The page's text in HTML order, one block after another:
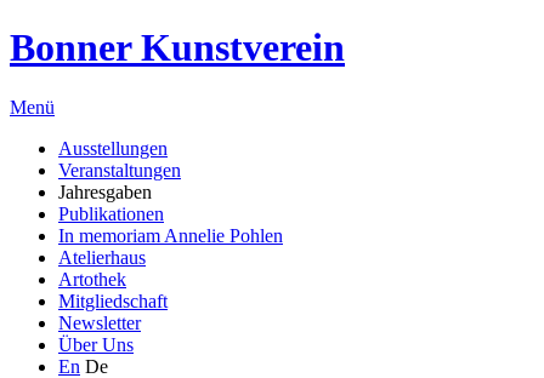
Bonner Kunstverein
Menü
Ausstellungen
Veranstaltungen
Jahresgaben
Publikationen
In memoriam Annelie Pohlen
Atelierhaus
Artothek
Mitgliedschaft
Newsletter
Über Uns
En De